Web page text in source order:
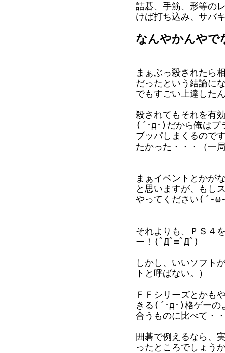
詰碁、手筋、形等の
けば打ち込み、サバ
なんやかんやで
まぁぶっ殺されたら
だったという結論に
でもすごい上達した
殺されてもそれを有
(´･д･)だから俺はプ
ブッパしまくるので
たかった・・・（一
まぁイベントとかが
と思いますが、もし
やってください(´-
それよりも、ＰＳ４
ー！(ﾟДﾟ≡ﾟДﾟ)
しかし、いいソフト
トと呼ばない。）
ＦＦシリーズとかも
きる(´･д･)格ゲーの
合うものに比べて・
囲碁で例えるなら、
ったところでしょう